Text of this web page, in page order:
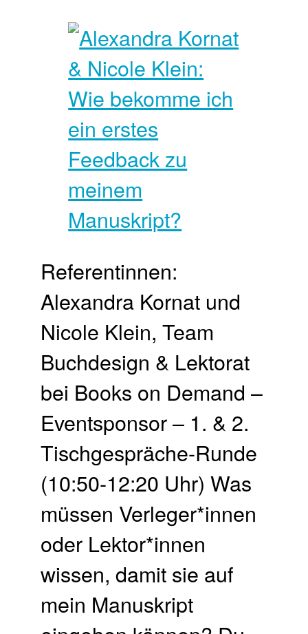
Referentinnen:
Alexandra Kornat und
Nicole Klein, Team
Buchdesign & Lektorat
bei Books on Demand –
Eventsponsor – 1. & 2.
Tisch­gespräche-Runde
(10:50-12:20 Uhr) Was
müssen Verleger*innen
oder Lektor*innen
wissen, damit sie auf
mein Manuskript